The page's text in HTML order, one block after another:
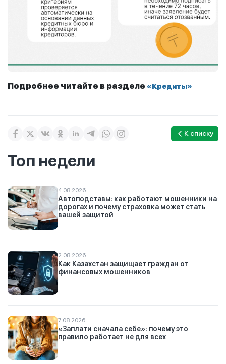
Подробнее читайте в разделе «Кредиты»
К списку
Топ недели
4.08.2026
Автоподставы: как работают мошенники на
дорогах и почему страховка может стать
вашей защитой
2.08.2026
Как Казахстан защищает граждан от
финансовых мошенников
7.08.2026
«Заплати сначала себе»: почему это
правило работает не для всех